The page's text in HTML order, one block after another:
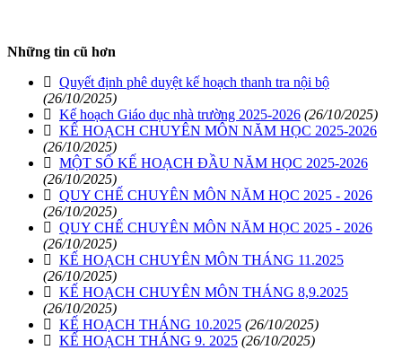
Những tin cũ hơn
Quyết định phê duyệt kế hoạch thanh tra nội bộ
(26/10/2025)
Kế hoạch Giáo dục nhà trường 2025-2026 (26/10/2025)
KẾ HOẠCH CHUYÊN MÔN NĂM HỌC 2025-2026
(26/10/2025)
MỘT SỐ KẾ HOẠCH ĐẦU NĂM HỌC 2025-2026
(26/10/2025)
QUY CHẾ CHUYÊN MÔN NĂM HỌC 2025 - 2026
(26/10/2025)
QUY CHẾ CHUYÊN MÔN NĂM HỌC 2025 - 2026
(26/10/2025)
KẾ HOẠCH CHUYÊN MÔN THÁNG 11.2025
(26/10/2025)
KẾ HOẠCH CHUYÊN MÔN THÁNG 8,9.2025
(26/10/2025)
KẾ HOẠCH THÁNG 10.2025 (26/10/2025)
KẾ HOẠCH THÁNG 9. 2025 (26/10/2025)